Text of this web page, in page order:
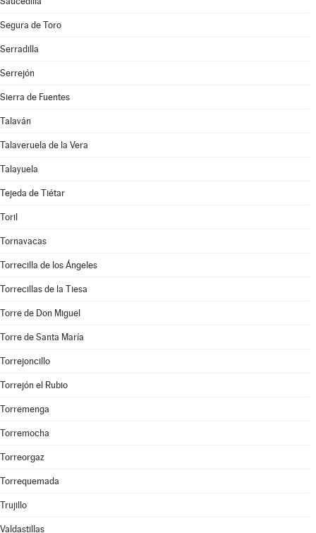
Segura de Toro
Serradilla
Serrejón
Sierra de Fuentes
Talaván
Talaveruela de la Vera
Talayuela
Tejeda de Tiétar
Toril
Tornavacas
Torrecilla de los Ángeles
Torrecillas de la Tiesa
Torre de Don Miguel
Torre de Santa María
Torrejoncillo
Torrejón el Rubio
Torremenga
Torremocha
Torreorgaz
Torrequemada
Trujillo
Valdastillas